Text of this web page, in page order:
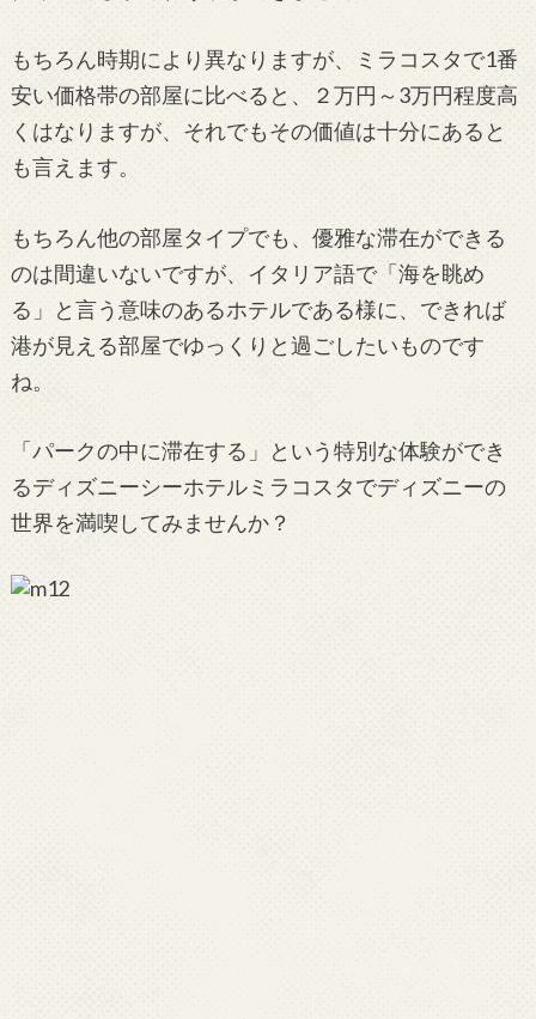
もちろん時期により異なりますが、ミラコスタで1番
安い価格帯の部屋に比べると、２万円～3万円程度高
くはなりますが、それでもその価値は十分にあると
も言えます。
もちろん他の部屋タイプでも、優雅な滞在ができる
のは間違いないですが、イタリア語で「海を眺め
る」と言う意味のあるホテルである様に、できれば
港が見える部屋でゆっくりと過ごしたいものです
ね。
「パークの中に滞在する」という特別な体験ができ
るディズニーシーホテルミラコスタでディズニーの
世界を満喫してみませんか？